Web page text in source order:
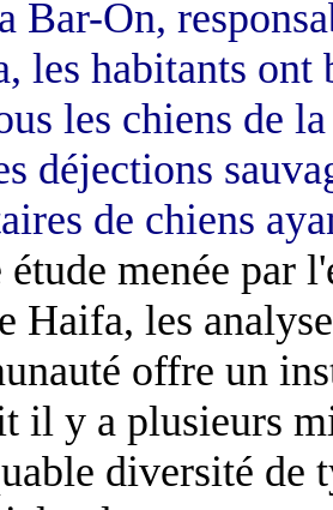
Bar-On,
, les habitants
les chiens de
déjections
de chiens
étude menée par
Haifa, les
offre un
il y a plusieurs
diversité de